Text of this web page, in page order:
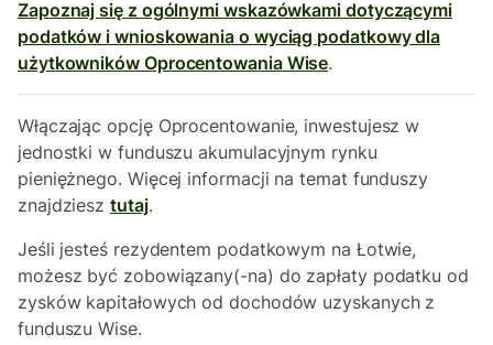
Zapoznaj się z ogólnymi wskazówkami dotyczącymi
podatków i wnioskowania o wyciąg podatkowy dla
użytkowników Oprocentowania Wise.
Włączając opcję Oprocentowanie, inwestujesz w
jednostki w funduszu akumulacyjnym rynku
pieniężnego. Więcej informacji na temat funduszy
znajdziesztutaj.
Jeśli jesteś rezydentem podatkowym na Łotwie,
możesz być zobowiązany(-na) do zapłaty podatku od
zysków kapitałowych od dochodów uzyskanych z
funduszu Wise.